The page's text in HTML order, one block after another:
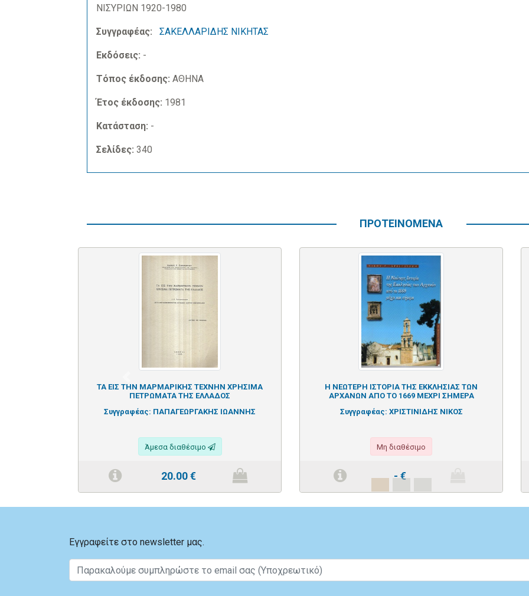
ΝΙΣΥΡΙΩΝ 1920-1980
Συγγραφέας: ΣΑΚΕΛΛΑΡΙΔΗΣ ΝΙΚΗΤΑΣ
Εκδόσεις: -
Τόπος έκδοσης: ΑΘΗΝΑ
Έτος έκδοσης: 1981
Κατάσταση: -
Σελίδες: 340
ΠΡΟΤΕΙΝΟΜΕΝΑ
ΤΑ ΕΙΣ ΤΗΝ ΜΑΡΜΑΡΙΚΗΣ ΤΕΧΝΗΝ ΧΡΗΣΙΜΑ
ΠΕΤΡΩΜΑΤΑ ΤΗΣ ΕΛΛΑΔΟΣ
Συγγραφέας: ΠΑΠΑΓΕΩΡΓΑΚΗΣ ΙΩΑΝΝΗΣ
Άμεσα διαθέσιμο
20.00€
Η ΝΕΩΤΕΡΗ ΙΣΤΟΡΙΑ ΤΗΣ ΕΚΚΛΗΣΙΑΣ ΤΩΝ
ΑΡΧΑΝΩΝ ΑΠΟ ΤΟ 1669 ΜΕΧΡΙ ΣΗΜΕΡΑ
Συγγραφέας: ΧΡΙΣΤΙΝΙΔΗΣ ΝΙΚΟΣ
Μη διαθέσιμο
- €
Previous
Εγγραφείτε στο newsletter μας.